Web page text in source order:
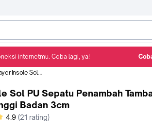
Sol PU Sepatu Penambah Tambah Tinggi Peninggi Badan 3cm
Sol PU Sepatu Penambah
Badan 3cm
bintang
4.9 (21 rating)
internetmu. Coba lagi, ya!